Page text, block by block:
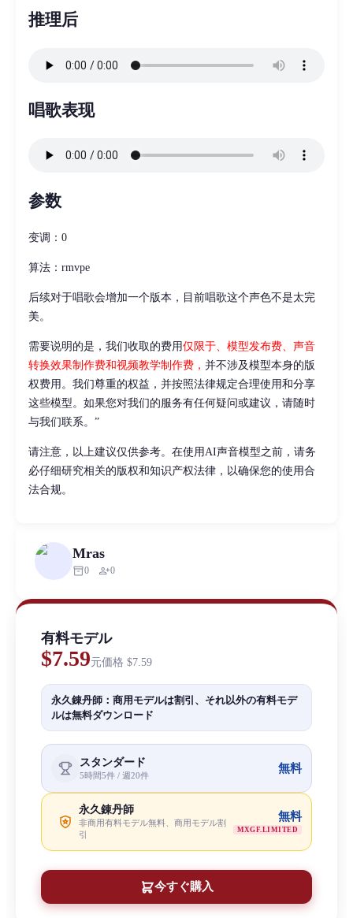
推理后
唱歌表现
参数
变调：0
算法：rmvpe
后续对于唱歌会增加一个版本，目前唱歌这个声色不是太完
美。
需要说明的是，我们收取的费用仅限于、模型发布费、声音
转换效果制作费和视频教学制作费， 并不涉及模型本身的版
权费用。我们尊重的权益，并按照法律规定合理使用和分享
这些模型。如果您对我们的服务有任何疑问或建议，请随时
与我们联系。”
请注意，以上建议仅供参考。在使用AI声音模型之前，请务
必仔细研究相关的版权和知识产权法律，以确保您的使用合
法合规。
Mras
inventory_20 person_add0
有料モデル
$7.59元価格 $7.59
永久錬丹師：商用モデルは割引、それ以外の有料モデ
ルは無料ダウンロード
スタンダード
5時間5件 / 週20件
無料
永久錬丹師
非商用有料モデル無料、商用モデル割
引
無料
MXGF.LIMITED
今すぐ購入